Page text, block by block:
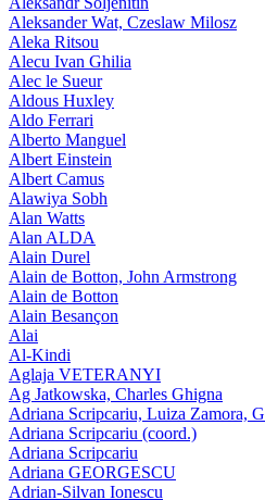
Aleksander Wat, Czeslaw Milosz
Aleka Ritsou
Alecu Ivan Ghilia
Alec le Sueur
Aldous Huxley
Aldo Ferrari
Alberto Manguel
Albert Einstein
Albert Camus
Alawiya Sobh
Alan Watts
Alan ALDA
Alain Durel
Alain de Botton, John Armstrong
Alain de Botton
Alain Besançon
Alai
Al-Kindi
Aglaja VETERANYI
Ag Jatkowska, Charles Ghigna
Adriana Scripcariu, Luiza Zamora,
Adriana Scripcariu (coord.)
Adriana Scripcariu
Adriana GEORGESCU
Adrian-Silvan Ionescu